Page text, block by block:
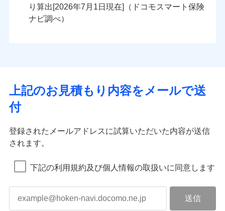
り算出[
年 月
日現在]（ドコモスマート保険
ナビ調べ）
上記のお見積もり内容をメールで送
付
登録されたメールアドレスに試算いただいた内容が送信
されます。
下記の利用規約及び個人情報の取扱いに同意します